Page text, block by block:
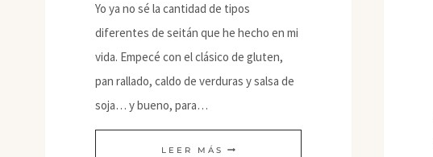
Yo ya no sé la cantidad de tipos
diferentes de seitán que he hecho en mi
vida. Empecé con el clásico de gluten,
pan rallado, caldo de verduras y salsa de
soja… y bueno, para…
LEER MÁS FILETES